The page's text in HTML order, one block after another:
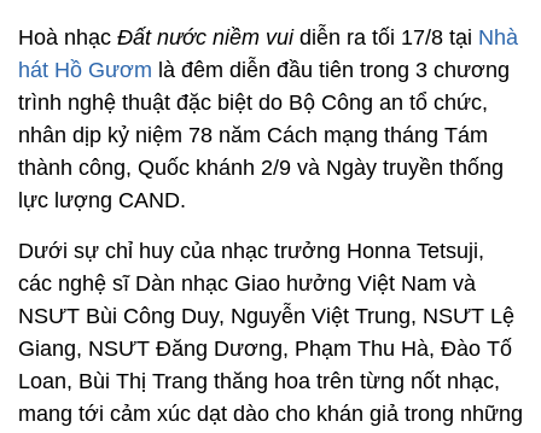
Hoà nhạc Đất nước niềm vuidiễn ra tối 17/8 tại Nhà
hát Hồ Gươm là đêm diễn đầu tiên trong 3 chương
trình nghệ thuật đặc biệt do Bộ Công an tổ chức,
nhân dịp kỷ niệm 78 năm Cách mạng tháng Tám
thành công, Quốc khánh 2/9 và Ngày truyền thống
lực lượng CAND.
Dưới sự chỉ huy của nhạc trưởng Honna Tetsuji,
các nghệ sĩ Dàn nhạc Giao hưởng Việt Nam và
NSƯT Bùi Công Duy, Nguyễn Việt Trung, NSƯT Lệ
Giang, NSƯT Đăng Dương, Phạm Thu Hà, Đào Tố
Loan, Bùi Thị Trang thăng hoa trên từng nốt nhạc,
mang tới cảm xúc dạt dào cho khán giả trong những